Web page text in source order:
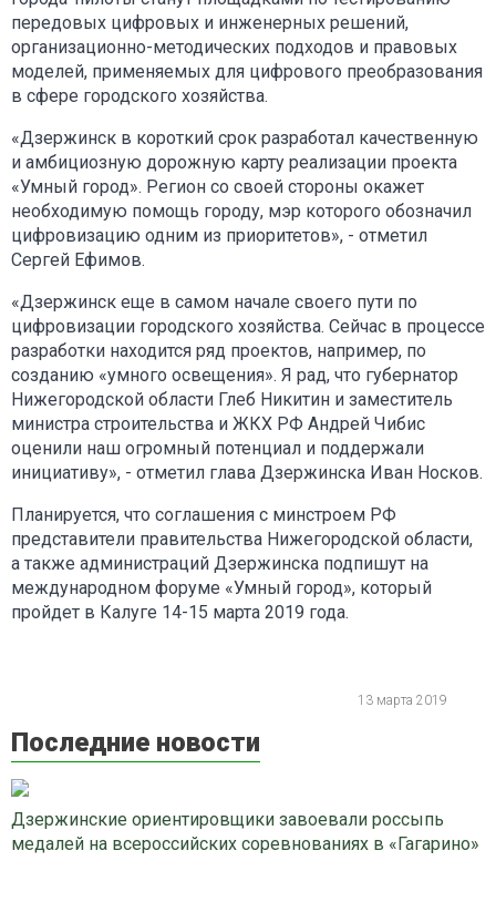
передовых цифровых и инженерных решений,
организационно-методических подходов и правовых
моделей, применяемых для цифрового преобразования
в сфере городского хозяйства.
«Дзержинск в короткий срок разработал качественную
и амбициозную дорожную карту реализации проекта
«Умный город». Регион со своей стороны окажет
необходимую помощь городу, мэр которого обозначил
цифровизацию одним из приоритетов», - отметил
Сергей Ефимов.
«Дзержинск еще в самом начале своего пути по
цифровизации городского хозяйства. Сейчас в процессе
разработки находится ряд проектов, например, по
созданию «умного освещения». Я рад, что губернатор
Нижегородской области Глеб Никитин и заместитель
министра строительства и ЖКХ РФ Андрей Чибис
оценили наш огромный потенциал и поддержали
инициативу», - отметил глава Дзержинска Иван Носков.
Планируется, что соглашения с минстроем РФ
представители правительства Нижегородской области,
а также администраций Дзержинска подпишут на
международном форуме «Умный город», который
пройдет в Калуге 14-15 марта 2019 года.
13 марта 2019
Последние новости
Дзержинские ориентировщики завоевали россыпь
медалей на всероссийских соревнованиях в «Гагарино»